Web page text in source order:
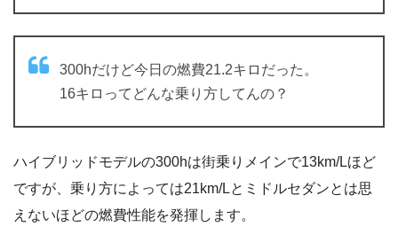
300hだけど今日の燃費21.2キロだった。
16キロってどんな乗り方してんの？
ハイブリッドモデルの300hは街乗りメインで13km/Lほど
ですが、乗り方によっては21km/Lとミドルセダンとは思
えないほどの燃費性能を発揮します。